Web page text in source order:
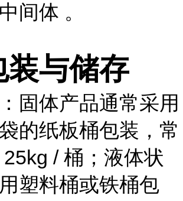
间体 。
装与储存
固体产品通常采用
的纸板桶包装，常
25kg / 桶；液体状
塑料桶或铁桶包